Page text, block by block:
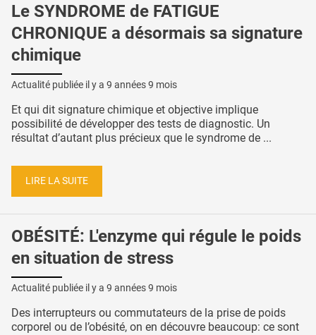
Le SYNDROME de FATIGUE
CHRONIQUE a désormais sa signature
chimique
Actualité publiée il y a 9 années 9 mois
Et qui dit signature chimique et objective implique
possibilité de développer des tests de diagnostic. Un
résultat d’autant plus précieux que le syndrome de ...
LIRE LA SUITE
OBÉSITÉ: L'enzyme qui régule le poids
en situation de stress
Actualité publiée il y a 9 années 9 mois
Des interrupteurs ou commutateurs de la prise de poids
corporel ou de l’obésité, on en découvre beaucoup: ce sont